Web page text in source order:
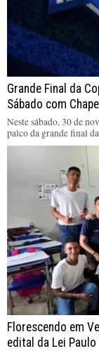
Grande Final da
Sábado com
Neste sábado, 30 de
palco da grande final
Florescendo em
edital da Lei